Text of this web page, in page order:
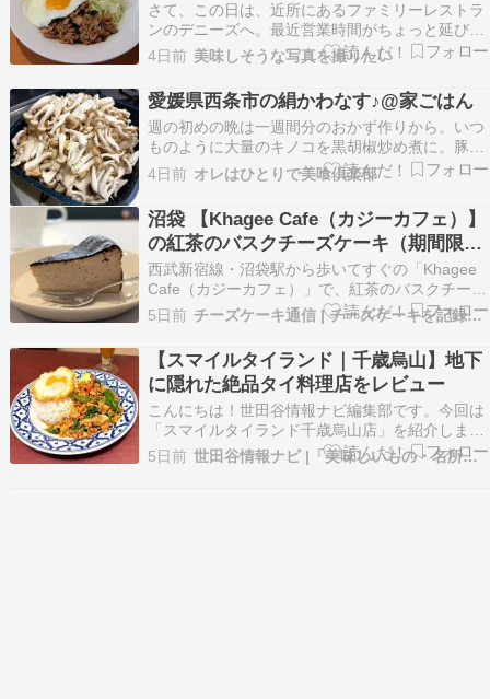
さて、この日は、近所にあるファミリーレストラ
ンのデニーズへ。最近営業時間がちょっと延びた
ようです。 二階が店舗で、一階部分が駐車場にな
っています。空いていたので、4人掛けのテーブ
ル席を使わせてもらいます。そして注文はテーブ
ル席にあるタブレットを使います。 訪問時には、
前回訪問で…
4日前 美味しそうな写真を撮りたい
愛媛県西条市の絹かわなす♪@家ごはん
週の初めの晩は一週間分のおかず作りから。いつ
ものように大量のキノコを黒胡椒炒め煮に。豚バ
ラ肉を蒸す。人参も蒸す。絹かわなす。愛媛県西
条市で栽培されている伝統的な丸なす。でっか
い。厚めにスライスして、炒めたひき肉とチーズ
を乗っけてオーブン焼きにしてみる。こちらはサ
ラダ作り。豚肉とセ…
4日前 オレはひとりで美喰倶楽部
沼袋 【Khagee Cafe（カジーカフェ）】
の紅茶のバスクチーズケーキ（期間限
定）を食べてみた
西武新宿線・沼袋駅から歩いてすぐの「Khagee
Cafe（カジーカフェ）」で、紅茶のバスクチーズ
ケーキをいただきました。 タイにルーツを持つカ
フェ Khagee Cafeはタイのチェンマイに1号店を
もつ、タイ生まれのカフェです。「Khagee 」は
タイ語で鮮やかや陽気なといっ…
5日前 チーズケーキ通信 | チーズケーキを記録するブログ
【スマイルタイランド｜千歳烏山】地下
に隠れた絶品タイ料理店をレビュー
こんにちは！世田谷情報ナビ編集部です。今回は
「スマイルタイランド千歳烏山店」を紹介しま
す。スマイルタイランドは、タイ人シェフが本場
の食材で作る本格タイ料理が食べられるお店。メ
5日前 世田谷情報ナビ |「美味しいもの・名所」を発信！